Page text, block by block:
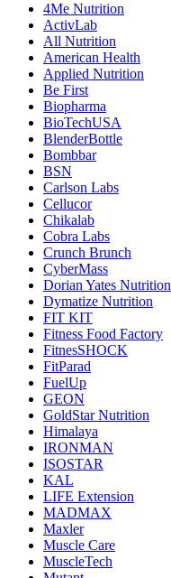
4Me Nutrition
ActivLab
All Nutrition
American Health
Applied Nutrition
Be First
Biopharma
BioTechUSA
BlenderBottle
Bombbar
BSN
Carlson Labs
Cellucor
Chikalab
Cobra Labs
Crunch Brunch
CyberMass
Dorian Yates Nutrition
Dymatize Nutrition
FIT KIT
Fitness Food Factory
FitnesSHOCK
FitParad
FuelUp
GEON
GoldStar Nutrition
Himalaya
IRONMAN
ISOSTAR
KAL
LIFE Extension
MADMAX
Maxler
Muscle Care
MuscleTech